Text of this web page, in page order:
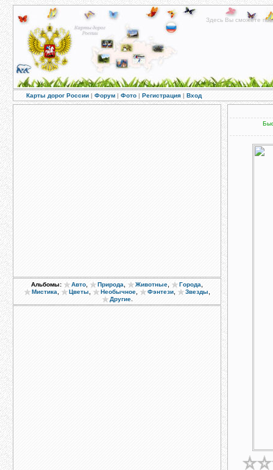
Здесь Вы сможете
Карты дорог России | Форум | Фото | Регистрация | Вход
Альбомы: Авто Природа Животные Города
Мистика Цветы Необычное Фэнтези Звезды
Другие.